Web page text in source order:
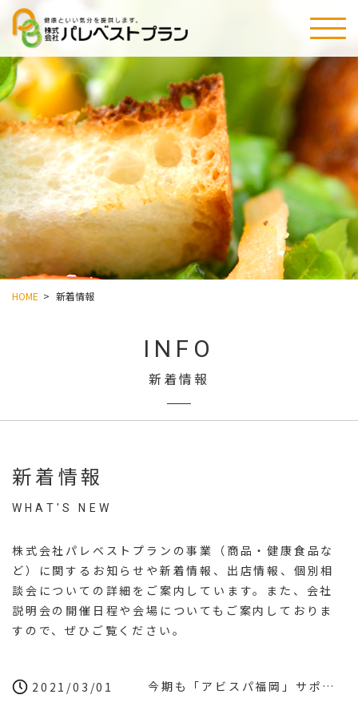
HOME > 新着情報
INFO
新着情報
新着情報
WHAT'S NEW
株式会社パレベストプランの事業（商品・健康食品な
ど）に関するお知らせや新着情報、出店情報、個別相
談会についての詳細をご案内しています。また、会社
説明会の開催日程や会場についてもご案内しておりま
すので、ぜひご覧ください。
2021/03/01 今期も「アビスパ福岡」サポートカンパニーに就任いたしました。